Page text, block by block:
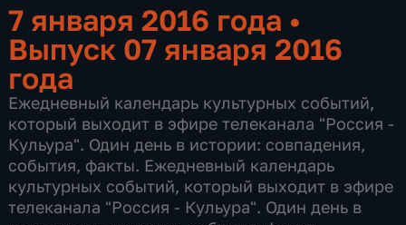
7 января 2016 года •
Выпуск 07 января 2016
года
Ежедневный календарь культурных событий,
который выходит в эфире телеканала "Россия -
Кульура". Один день в истории: совпадения,
события, факты. Ежедневный календарь
культурных событий, который выходит в эфире
телеканала "Россия - Кульура". Один день в